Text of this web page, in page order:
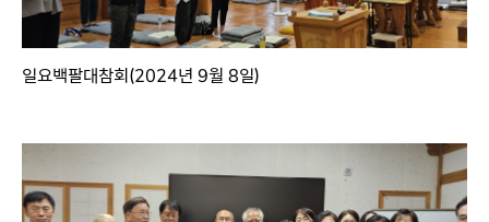
일요백팔대참회(2024년 9월 8일)